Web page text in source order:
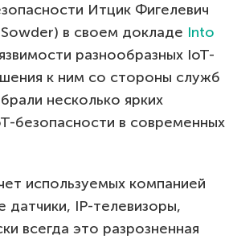
Итцик Фигелевич
в своем докладе Into
разнообразных IoT-
к ним со стороны служб
несколько ярких
безопасности в современных
используемых компанией
IP-телевизоры,
всегда это разрозненная